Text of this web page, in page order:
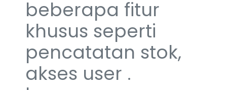
beberapa fitur
khusus seperti
pencatatan stok,
akses user .